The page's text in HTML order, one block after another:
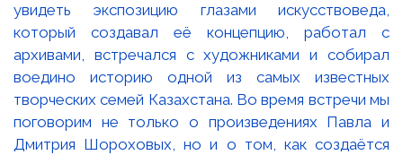
увидеть экспозицию глазами искусствоведа,
который создавал её концепцию, работал с
архивами, встречался с художниками и собирал
воедино историю одной из самых известных
творческих семей Казахстана. Во время встречи мы
поговорим не только о произведениях Павла и
Дмитрия Шороховых, но и о том, как создаётся